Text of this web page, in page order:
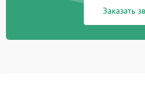
Заказать